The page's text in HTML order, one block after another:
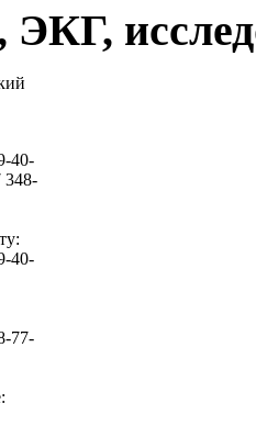
ЭКГ,
40-
348-
40-
77-